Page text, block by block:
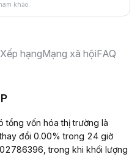
khảo.
Xếp hạngMạng xã hộiFAQ
tổng vốn hóa thị trường là
đổi 0.00% trong 24 giờ
trong khi khối lượng